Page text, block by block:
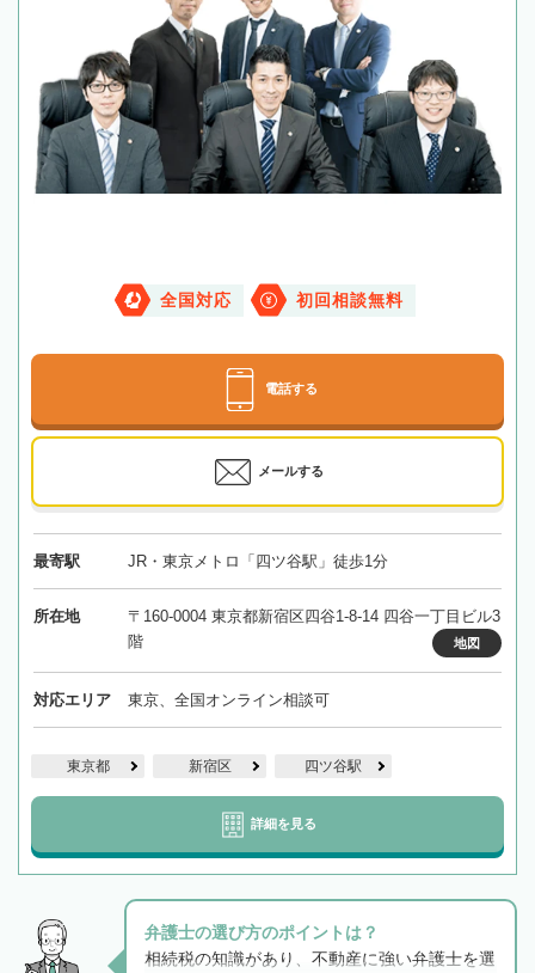
全国対応 初回相談無料
電話する
メールする
最寄駅 JR・東京メトロ「四ツ谷駅」徒歩1分
所在地
〒160-0004 東京都新宿区四谷1-8-14 四谷一丁目ビル3
階
地図
対応エリア 東京、全国オンライン相談可
東京都 新宿区 四ツ谷駅
詳細を見る
弁護士の選び方のポイントは？
相続税の知識があり、不動産に強い弁護士を選